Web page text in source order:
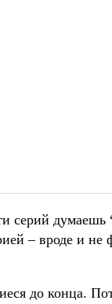
серий думаешь
– вроде и не
до конца.